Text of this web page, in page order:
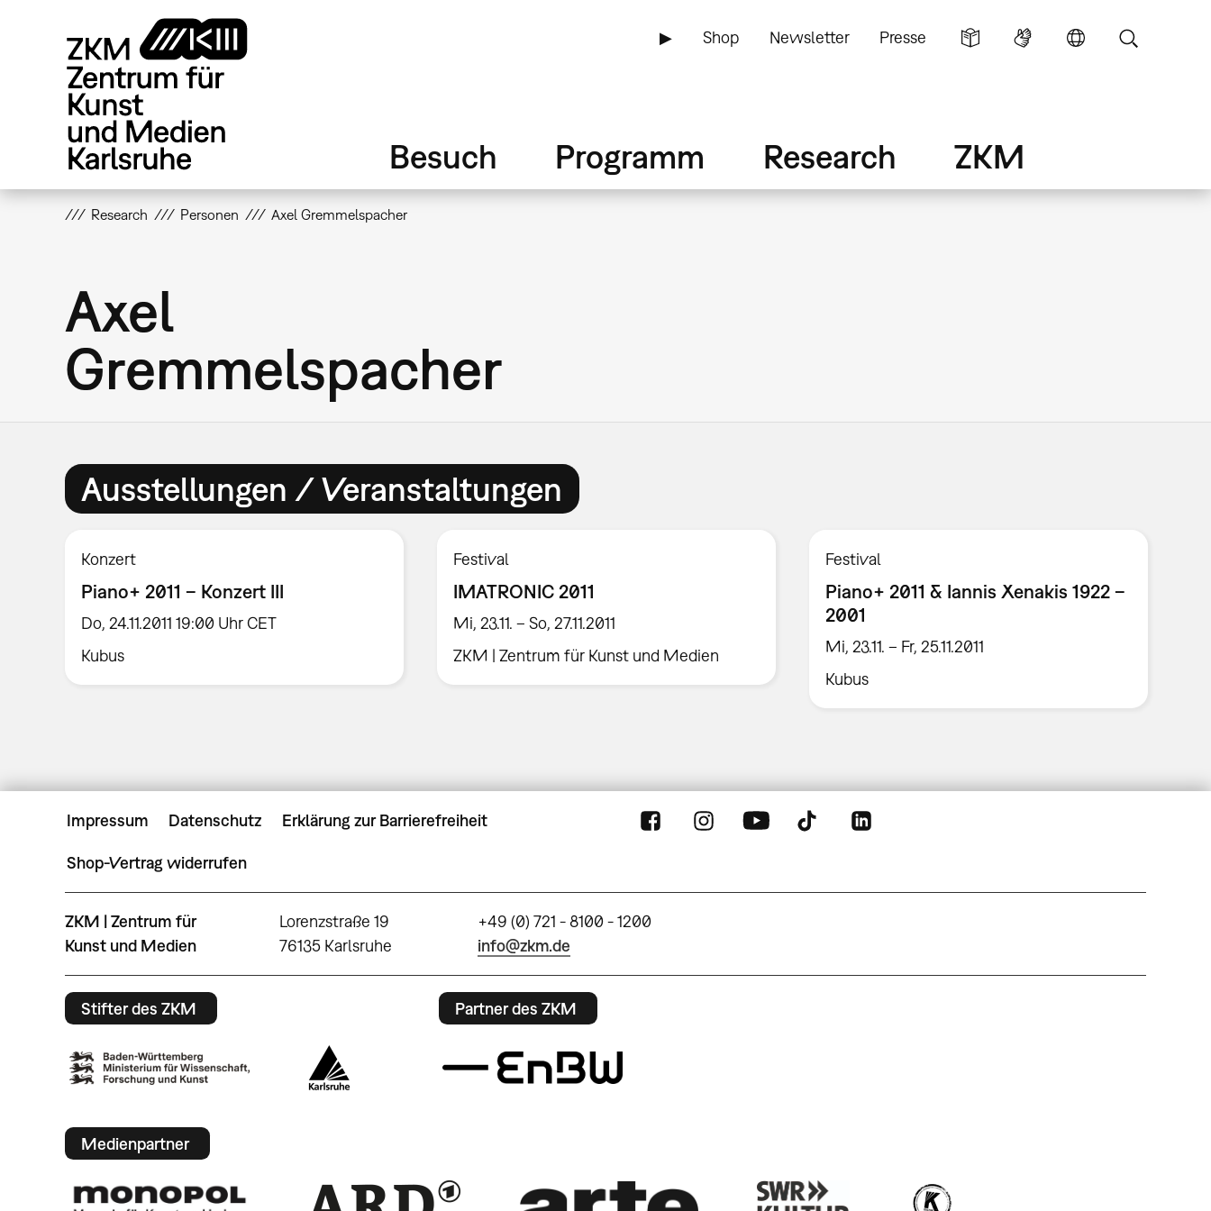
▶ Shop Newsletter Presse
Besuch Programm Research ZKM
Research Personen Axel Gremmelspacher
Axel
Gremmelspacher
Ausstellungen / Veranstaltungen
Konzert
Piano+ 2011 – Konzert III
Do, 24.11.2011 19:00 Uhr CET
Kubus
Festival
IMATRONIC 2011
Mi, 23.11. – So, 27.11.2011
ZKM | Zentrum für Kunst und Medien
Festival
Piano+ 2011 & Iannis Xenakis 1922 –
2001
Mi, 23.11. – Fr, 25.11.2011
Kubus
Impressum Datenschutz Erklärung zur Barrierefreiheit
Shop-Vertrag widerrufen
ZKM | Zentrum für
Kunst und Medien
Lorenzstraße 19
76135 Karlsruhe
+49 (0) 721 - 8100 - 1200
info@zkm.de
Stifter des ZKM Partner des ZKM
Medienpartner